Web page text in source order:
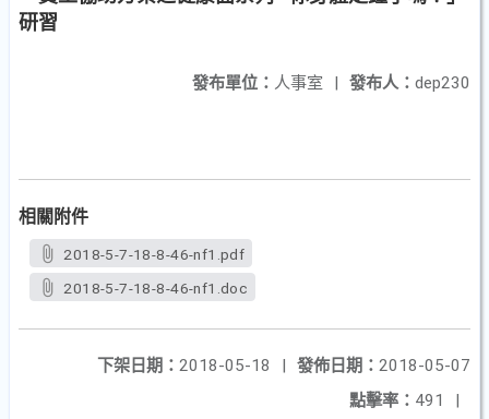
研習
發布人： dep230
發布單位： 人事室 |
相關附件
2018-5-7-18-8-46-nf1.pdf
2018-5-7-18-8-46-nf1.doc
發佈日期： 2018-05-07
下架日期： 2018-05-18
|
點擊率： 491 |